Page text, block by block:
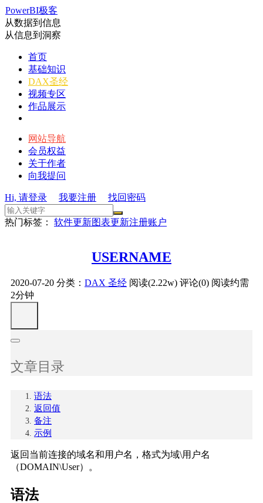
PowerBI极客
从数据到信息
从信息到洞察
首页
基础知识
DAX圣经
视频专区
作品展示
网站导航
会员权益
关于作者
向我提问
Hi, 请登录 我要注册 找回密码
热门标签： 软件更新图表更新注册账户
USERNAME
2020-07-20 分类： DAX 圣经 阅读(2.22w) 评论(0) 阅读约需
2分钟
文章目录
语法
返回值
备注
示例
返回当前连接的域名和用户名，格式为域\用户名
（DOMAIN\User）。
语法